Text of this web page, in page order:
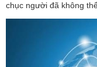
chục người đã không